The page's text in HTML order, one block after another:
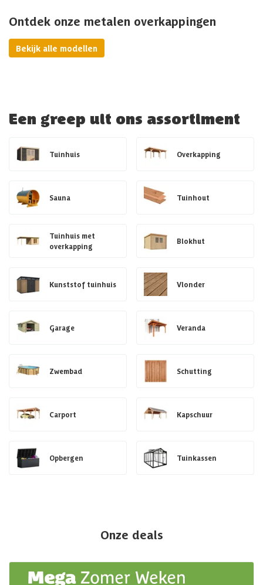
Ontdek onze metalen overkappingen
Bekijk alle modellen
Een greep uit ons assortiment
Tuinhuis Overkapping
Sauna Tuinhout
Tuinhuis met
overkapping
Blokhut
Kunststof tuinhuis Vlonder
Garage Veranda
Zwembad Schutting
Carport Kapschuur
Opbergen Tuinkassen
Onze deals